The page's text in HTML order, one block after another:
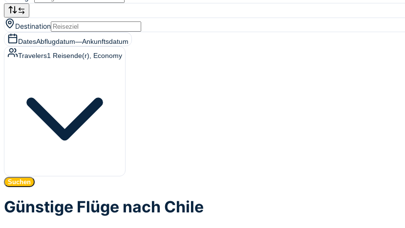
Destination
DatesAbflugdatum—Ankunftsdatum
Travelers1 Reisende(r) , Economy
Suchen
Günstige Flüge nach Chile